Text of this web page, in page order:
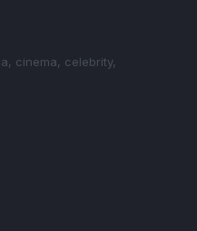
cinema, celebrity,